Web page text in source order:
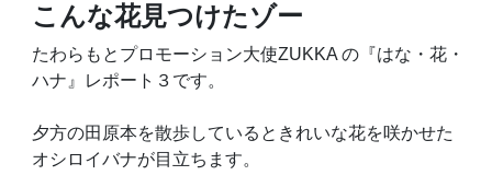
こんな花見つけたゾー
たわらもとプロモーション大使ZUKKA の『はな・花・
ハナ』レポート３です。
夕方の田原本を散歩しているときれいな花を咲かせた
オシロイバナが目立ちます。